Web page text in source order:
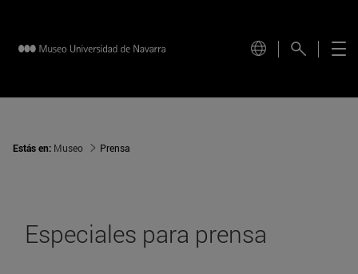
Estás en: Museo Prensa
Especiales para prensa